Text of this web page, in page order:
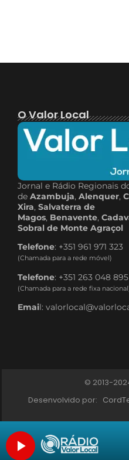
O Valor Local
Jornal e Rádio Regionais
de Azambuja, Alenquer,
Xira, Salvaterra de
Magos, Benavente,
Sobral de Monte Agraçol
Telefone: +351 961 971 323
(Chamada para a rede móvel)
Telefone: +351 263 048 895
(Chamada para a rede fixa
Email:
© 2013-
Desenvolvido por: